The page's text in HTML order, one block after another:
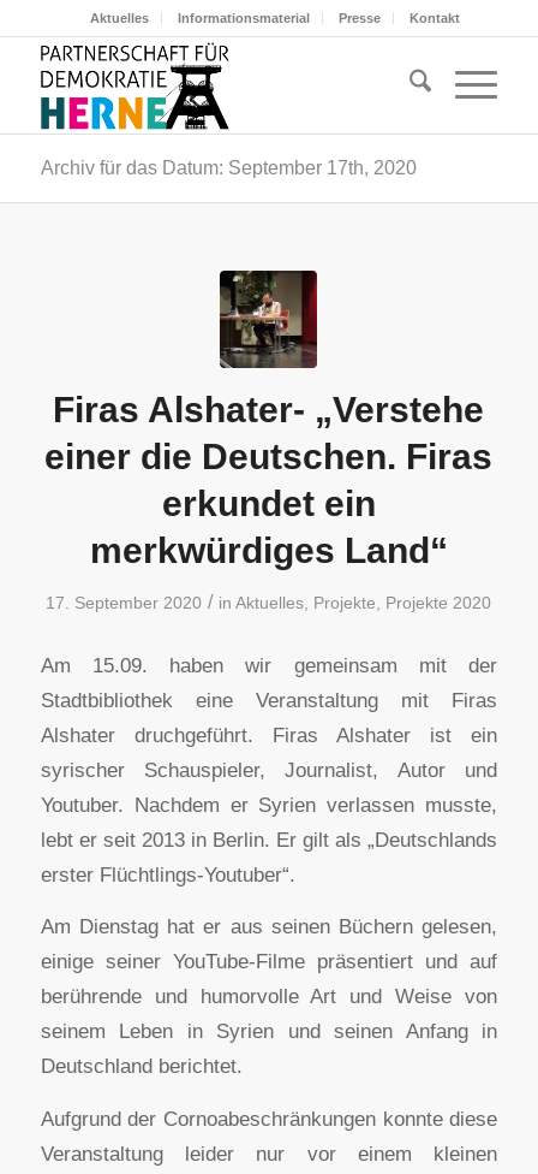
Aktuelles Informationsmaterial Presse Kontakt
Archiv für das Datum: September 17th, 2020
Firas Alshater- „Verstehe
einer die Deutschen. Firas
erkundet ein
merkwürdiges Land“
17. September 2020 / inAktuelles Projekte Projekte 2020
Am 15.09. haben wir gemeinsam mit der
Stadtbibliothek eine Veranstaltung mit Firas
Alshater druchgeführt. Firas Alshater ist ein
syrischer Schauspieler, Journalist, Autor und
Youtuber. Nachdem er Syrien verlassen musste,
lebt er seit 2013 in Berlin. Er gilt als „Deutschlands
erster Flüchtlings-Youtuber“.
Am Dienstag hat er aus seinen Büchern gelesen,
einige seiner YouTube-Filme präsentiert und auf
berührende und humorvolle Art und Weise von
seinem Leben in Syrien und seinen Anfang in
Deutschland berichtet.
Aufgrund der Cornoabeschränkungen konnte diese
Veranstaltung leider nur vor einem kleinen